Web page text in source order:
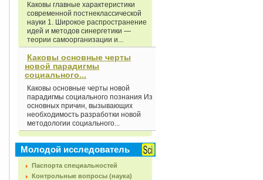
Каковы главные характеристики
современной постнеклассической
науки 1. Широкое распространение
идей и методов синергетики —
теории самоорганизации и...
Каковы основные черты
новой парадигмы
социального...
Каковы основные черты новой
парадигмы социального познания Из
основных причин, вызывающих
необходимость разработки новой
методологии социального...
Молодой исследователь
Паспорта специальностей
Контрольные вопросы (наука)